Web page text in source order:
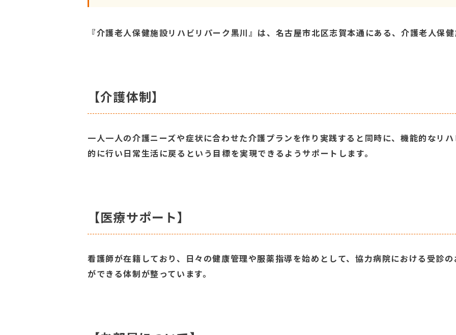
『介護老人保健施設リハビリパーク黒川』は、名古屋市北区志賀本通にある、介護老人保健
【介護体制】
一人一人の介護ニーズや症状に合わせた介護プランを作り実践すると同時に、機能的なリ
的に行い日常生活に戻るという目標を実現できるようサポートします。
【医療サポート】
看護師が在籍しており、日々の健康管理や服薬指導を始めとして、協力病院における受診
ができる体制が整っています。